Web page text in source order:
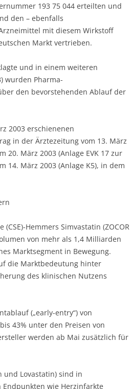
193 75 044 erteilten und
den – ebenfalls
mit diesem Wirkstoff
Markt vertrieben.
und in einem weiteren
wurden Pharma-
den bevorstehenden Ablauf der
2003 erschienenen
in der Ärztezeitung vom 13. März
20. März 2003 (Anlage EVK 17 zur
14. März 2003 (Anlage K5), in dem
Hemmers Simvastatin (ZOCOR
von mehr als 1,4 Milliarden
Marktsegment in Bewegung.
die Marktbedeutung hinter
des klinischen Nutzens
(„early-entry“) von
bis 43% unter den Preisen von
werden ab Mai zusätzlich für
und Lovastatin) sind in
wie Herzinfarkte